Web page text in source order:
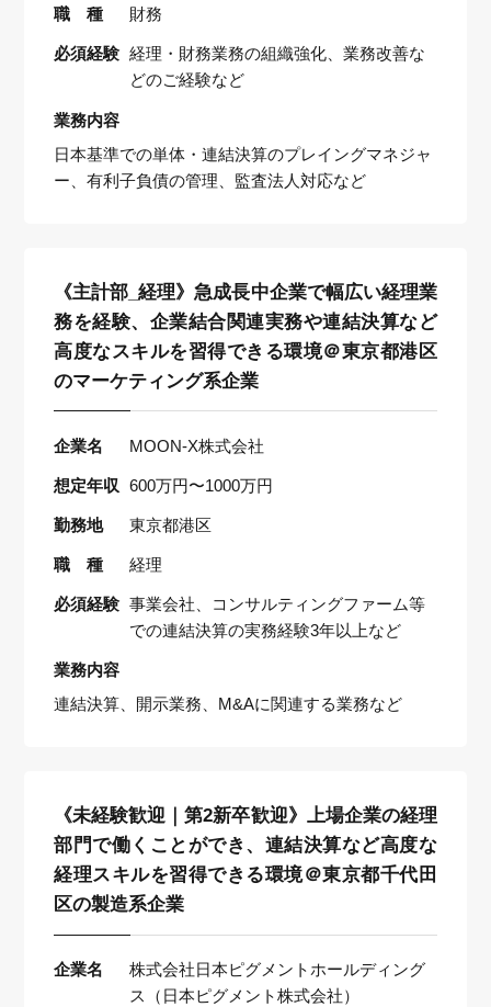
職 種 財務
必須経験 経理・財務業務の組織強化、業務改善な
どのご経験など
業務内容
日本基準での単体・連結決算のプレイングマネジャ
ー、有利子負債の管理、監査法人対応など
《主計部_経理》急成長中企業で幅広い経理業
務を経験、企業結合関連実務や連結決算など
高度なスキルを習得できる環境＠東京都港区
のマーケティング系企業
企業名 MOON-X株式会社
想定年収 600万円〜1000万円
勤務地 東京都港区
職 種 経理
必須経験 事業会社、コンサルティングファーム等
での連結決算の実務経験3年以上など
業務内容
連結決算、開示業務、M&Aに関連する業務など
《未経験歓迎｜第2新卒歓迎》上場企業の経理
部門で働くことができ、連結決算など高度な
経理スキルを習得できる環境＠東京都千代田
区の製造系企業
企業名
株式会社日本ピグメントホールディング
ス（日本ピグメント株式会社）